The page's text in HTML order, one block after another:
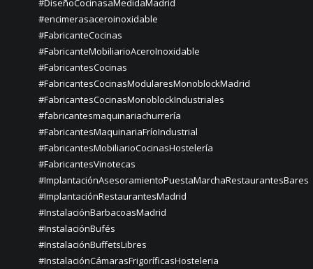
#encimerasaceroinoxidable
#FabricanteCocinas
#FabricanteMobiliarioAceroInoxidable
#FabricantesCocinas
#FabricantesCocinasModularesMonoblockMadrid
#FabricantesCocinasMonoblockIndustriales
#fabricantesmaquinariachurrería
#FabricantesMaquinariaFríoIndustrial
#FabricantesMobiliarioCocinasHostelería
#FabricantesVinotecas
#ImplantaciónAsesoramientoPuestaMarchaRestaurantesBares
#ImplantaciónRestaurantesMadrid
#InstalaciónBarbacoasMadrid
#InstalaciónBufés
#InstalaciónBuffetsLibres
#InstalaciónCámarasFrigoríficasHosteleria